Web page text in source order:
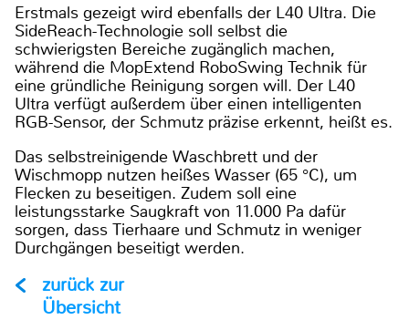
Erstmals gezeigt wird ebenfalls der L40 Ultra. Die
SideReach-Technologie soll selbst die
schwierigsten Bereiche zugänglich machen,
während die MopExtend RoboSwing Technik für
eine gründliche Reinigung sorgen will. Der L40
Ultra verfügt außerdem über einen intelligenten
RGB-Sensor, der Schmutz präzise erkennt, heißt es.
Das selbstreinigende Waschbrett und der
Wischmopp nutzen heißes Wasser (65 °C), um
Flecken zu beseitigen. Zudem soll eine
leistungsstarke Saugkraft von 11.000 Pa dafür
sorgen, dass Tierhaare und Schmutz in weniger
Durchgängen beseitigt werden.
zurück zur
Übersicht